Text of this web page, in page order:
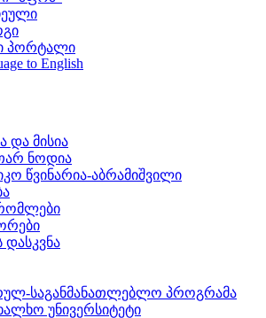
პორტალი
და მისია
ნოდია
წვინარია-აბრამიშვილი
დასკვნა
საგანმანათლებლო პროგრამა
უნივერსიტეტი